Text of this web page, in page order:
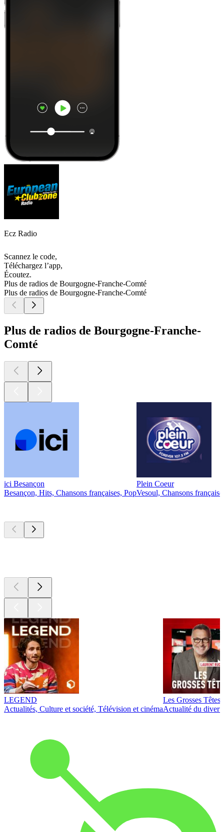
Ecz Radio
Scannez le code,
Téléchargez l’app,
Écoutez.
Plus de radios de Bourgogne-Franche-Comté
Plus de radios de Bourgogne-Franche-Comté
Plus de radios de Bourgogne-Franche-
Comté
ici Besançon
Besançon, Hits, Chansons françaises, Pop
Plein Coeur
Vesoul, Chansons
LEGEND
Actualités, Culture et société, Télévision et cinéma
Les Grosses Têtes
Actualité du